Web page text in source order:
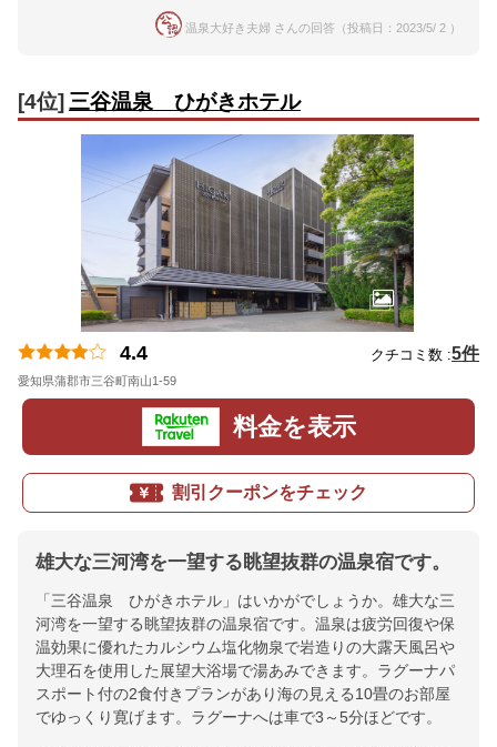
温泉大好き夫婦 さんの回答（投稿日：2023/5/ 2 ）
[4位] 三谷温泉 ひがきホテル
4.4 クチコミ数 :5件
愛知県蒲郡市三谷町南山1-59
料金を表示
割引クーポンをチェック
雄大な三河湾を一望する眺望抜群の温泉宿です。
「三谷温泉 ひがきホテル」はいかがでしょうか。雄大な三
河湾を一望する眺望抜群の温泉宿です。温泉は疲労回復や保
温効果に優れたカルシウム塩化物泉で岩造りの大露天風呂や
大理石を使用した展望大浴場で湯あみできます。ラグーナパ
スポート付の2食付きプランがあり海の見える10畳のお部屋
でゆっくり寛げます。ラグーナへは車で3～5分ほどです。